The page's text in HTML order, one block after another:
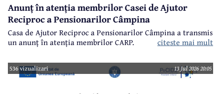
Anunț în atenția membrilor Casei de Ajutor
Reciproc a Pensionarilor Câmpina
Casa de Ajutor Reciproc a Pensionarilor Câmpina a transmis
un anunț în atenția membrilor CARP.
citeste mai mult
536 vizualizari 13 Jul 2026 20:05